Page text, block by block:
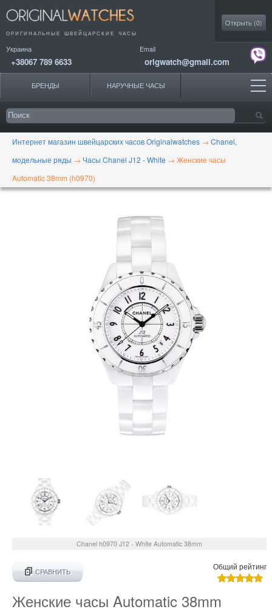
ОРИГИНАЛЬНЫЕ ШВЕЙЦАРСКИЕ ЧАСЫ
Украина
+38067 789 6633
Email
origwatch@gmail.com
Открыть (0)
БРЕНДЫ НАРУЧНЫЕ ЧАСЫ
Интернет магазин швейцарских часов Originalwatches → Chanel,
модельные ряды → Часы Chanel J12 - White → Женские часы
Automatic 38mm (h0970)
Chanel h0970 J12 - White Automatic 38mm
СРАВНИТЬ
Общий рейтинг
Женские часы Automatic 38mm